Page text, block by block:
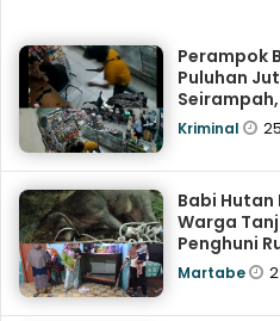
Perampok
Puluhan
Kriminal
Babi Hutan
Warga
Penghuni
Martabe